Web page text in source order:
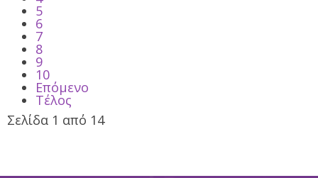
5
6
7
8
9
10
Επόμενο
Τέλος
Σελίδα 1 από 14